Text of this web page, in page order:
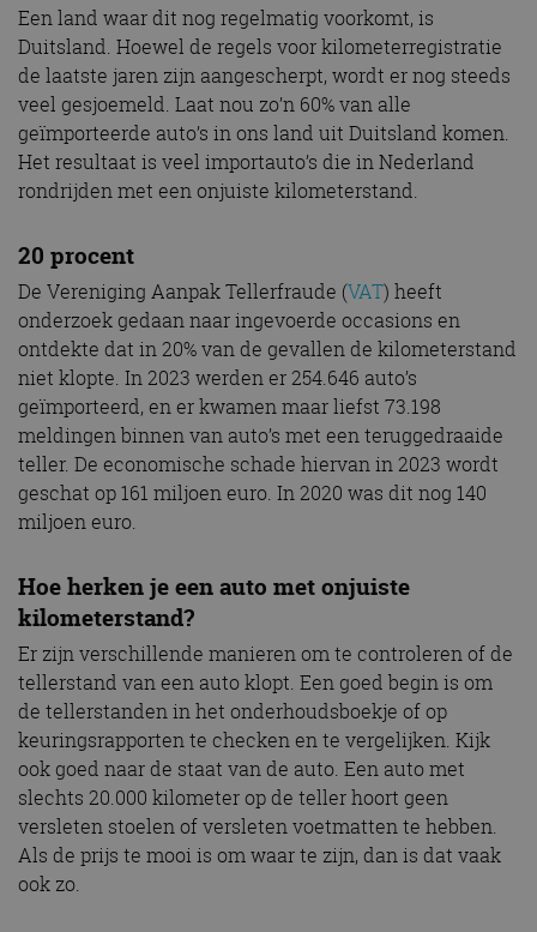
Een land waar dit nog regelmatig voorkomt, is
Duitsland. Hoewel de regels voor kilometerregistratie
de laatste jaren zijn aangescherpt, wordt er nog steeds
veel gesjoemeld. Laat nou zo’n 60% van alle
geïmporteerde auto’s in ons land uit Duitsland komen.
Het resultaat is veel importauto’s die in Nederland
rondrijden met een onjuiste kilometerstand.
20 procent
De Vereniging Aanpak Tellerfraude (VAT) heeft
onderzoek gedaan naar ingevoerde occasions en
ontdekte dat in 20% van de gevallen de kilometerstand
niet klopte. In 2023 werden er 254.646 auto’s
geïmporteerd, en er kwamen maar liefst 73.198
meldingen binnen van auto’s met een teruggedraaide
teller. De economische schade hiervan in 2023 wordt
geschat op 161 miljoen euro. In 2020 was dit nog 140
miljoen euro.
Hoe herken je een auto met onjuiste
kilometerstand?
Er zijn verschillende manieren om te controleren of de
tellerstand van een auto klopt. Een goed begin is om
de tellerstanden in het onderhoudsboekje of op
keuringsrapporten te checken en te vergelijken. Kijk
ook goed naar de staat van de auto. Een auto met
slechts 20.000 kilometer op de teller hoort geen
versleten stoelen of versleten voetmatten te hebben.
Als de prijs te mooi is om waar te zijn, dan is dat vaak
ook zo.